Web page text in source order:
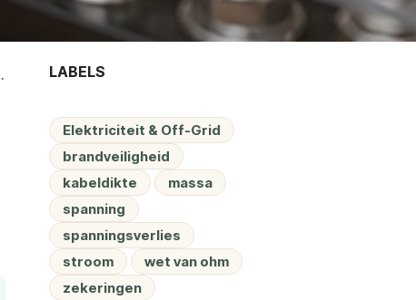
LABELS
Elektriciteit & Off-Grid
brandveiligheid
kabeldikte
massa
spanning
spanningsverlies
stroom
wet van ohm
zekeringen